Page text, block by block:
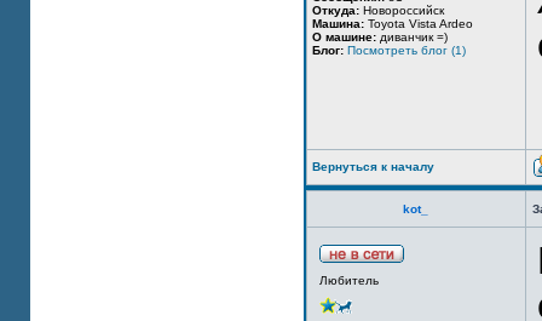
Откуда: Новороссийск
Машина: Toyota Vista Ardeo
О машине: диванчик =)
Блог: Посмотреть блог (1)
Вернуться к началу
kot_
Любитель